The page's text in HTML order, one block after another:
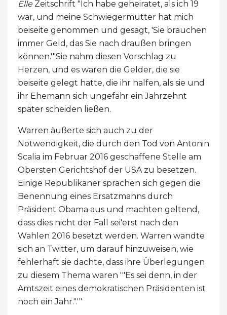
ElleZeitschrift "Ich habe geheiratet, als ich 19
war, und meine Schwiegermutter hat mich
beiseite genommen und gesagt, 'Sie brauchen
immer Geld, das Sie nach draußen bringen
können.'"Sie nahm diesen Vorschlag zu
Herzen, und es waren die Gelder, die sie
beiseite gelegt hatte, die ihr halfen, als sie und
ihr Ehemann sich ungefähr ein Jahrzehnt
später scheiden ließen.
Warren äußerte sich auch zu der
Notwendigkeit, die durch den Tod von Antonin
Scalia im Februar 2016 geschaffene Stelle am
Obersten Gerichtshof der USA zu besetzen.
Einige Republikaner sprachen sich gegen die
Benennung eines Ersatzmanns durch
Präsident Obama aus und machten geltend,
dass dies nicht der Fall sei'erst nach den
Wahlen 2016 besetzt werden. Warren wandte
sich an Twitter, um darauf hinzuweisen, wie
fehlerhaft sie dachte, dass ihre Überlegungen
zu diesem Thema waren '"Es sei denn, in der
Amtszeit eines demokratischen Präsidenten ist
noch ein Jahr.".'"